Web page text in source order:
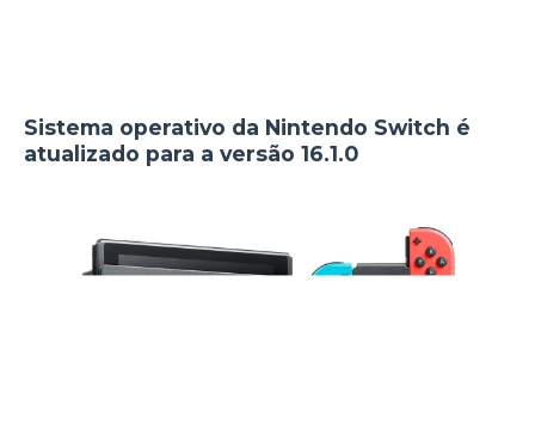
Sistema operativo da Nintendo Switch é
atualizado para a versão 16.1.0